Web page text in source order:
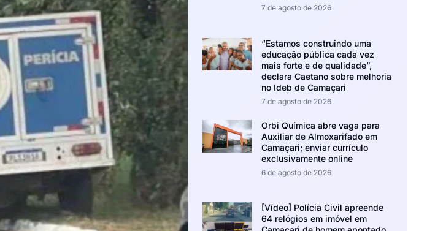
7 de agosto de 2026
“Estamos construindo uma
educação pública cada vez
mais forte e de qualidade”,
declara Caetano sobre melhoria
no Ideb de Camaçari
7 de agosto de 2026
Orbi Química abre vaga para
Auxiliar de Almoxarifado em
Camaçari; enviar currículo
exclusivamente online
6 de agosto de 2026
[Vídeo] Polícia Civil apreende
64 relógios em imóvel em